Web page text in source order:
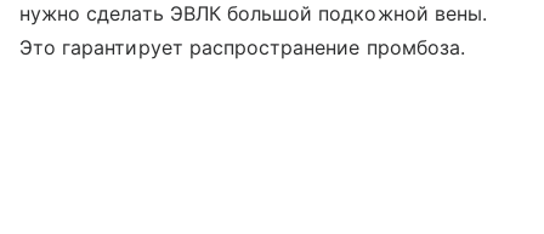
нужно сделать ЭВЛК большой подкожной вены.
Это гарантирует распространение промбоза.